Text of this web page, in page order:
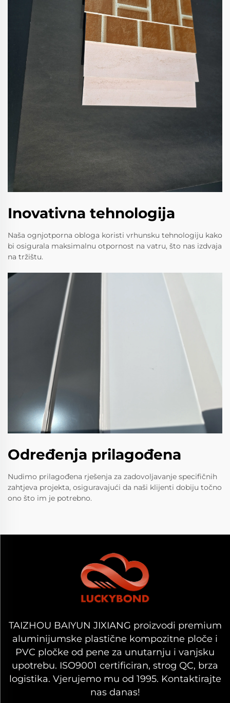
Inovativna tehnologija
Naša ognjotporna obloga koristi vrhunsku tehnologiju kako
bi osigurala maksimalnu otpornost na vatru, što nas izdvaja
na tržištu.
Određenja prilagođena
Nudimo prilagođena rješenja za zadovoljavanje specifičnih
zahtjeva projekta, osiguravajući da naši klijenti dobiju točno
ono što im je potrebno.
TAIZHOU BAIYUN JIXIANG proizvodi premium
aluminijumske plastične kompozitne ploče i
PVC pločke od pene za unutarnju i vanjsku
upotrebu. ISO9001 certificiran, strog QC, brza
logistika. Vjerujemo mu od 1995. Kontaktirajte
nas danas!